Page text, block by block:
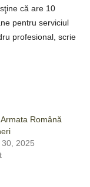
că are 10
pentru serviciul
profesional, scrie
Română
2025